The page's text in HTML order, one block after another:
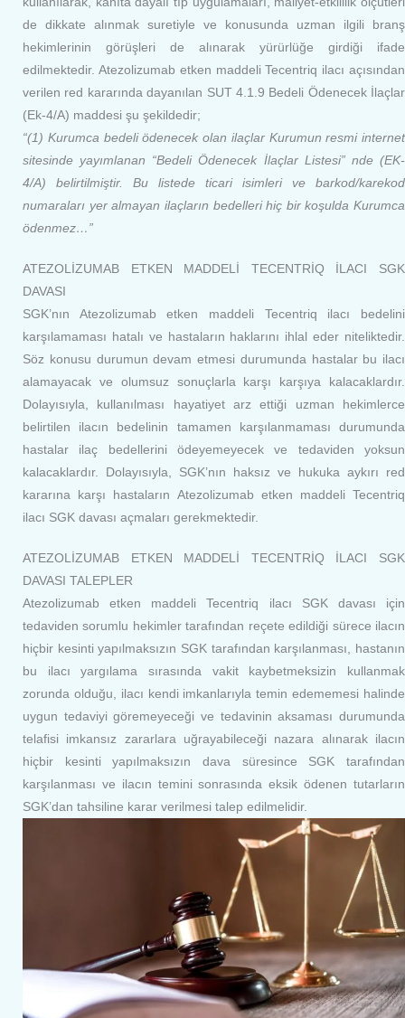
de dikkate alınmak suretiyle ve konusunda uzman ilgili branş
hekimlerinin görüşleri de alınarak yürürlüğe girdiği ifade
edilmektedir. Atezolizumab etken maddeli Tecentriq ilacı açısından
verilen red kararında dayanılan SUT 4.1.9 Bedeli Ödenecek İlaçlar
(Ek-4/A) maddesi şu şekildedir;
“(1) Kurumca bedeli ödenecek olan ilaçlar Kurumun resmi internet
sitesinde yayımlanan “Bedeli Ödenecek İlaçlar Listesi” nde (EK-
4/A) belirtilmiştir. Bu listede ticari isimleri ve barkod/karekod
numaraları yer almayan ilaçların bedelleri hiç bir koşulda Kurumca
ödenmez…”
ATEZOLİZUMAB ETKEN MADDELİ TECENTRİQ İLACI SGK
DAVASI
SGK’nın Atezolizumab etken maddeli Tecentriq ilacı bedelini
karşılamaması hatalı ve hastaların haklarını ihlal eder niteliktedir.
Söz konusu durumun devam etmesi durumunda hastalar bu ilacı
alamayacak ve olumsuz sonuçlarla karşı karşıya kalacaklardır.
Dolayısıyla, kullanılması hayatiyet arz ettiği uzman hekimlerce
belirtilen ilacın bedelinin tamamen karşılanmaması durumunda
hastalar ilaç bedellerini ödeyemeyecek ve tedaviden yoksun
kalacaklardır. Dolayısıyla, SGK’nın haksız ve hukuka aykırı red
kararına karşı hastaların Atezolizumab etken maddeli Tecentriq
ilacı SGK davası açmaları gerekmektedir.
ATEZOLİZUMAB ETKEN MADDELİ TECENTRİQ İLACI SGK
DAVASI TALEPLER
Atezolizumab etken maddeli Tecentriq ilacı SGK davası için
tedaviden sorumlu hekimler tarafından reçete edildiği sürece ilacın
hiçbir kesinti yapılmaksızın SGK tarafından karşılanması, hastanın
bu ilacı yargılama sırasında vakit kaybetmeksizin kullanmak
zorunda olduğu, ilacı kendi imkanlarıyla temin edememesi halinde
uygun tedaviyi göremeyeceği ve tedavinin aksaması durumunda
telafisi imkansız zararlara uğrayabileceği nazara alınarak ilacın
hiçbir kesinti yapılmaksızın dava süresince SGK tarafından
karşılanması ve ilacın temini sonrasında eksik ödenen tutarların
SGK’dan tahsiline karar verilmesi talep edilmelidir.